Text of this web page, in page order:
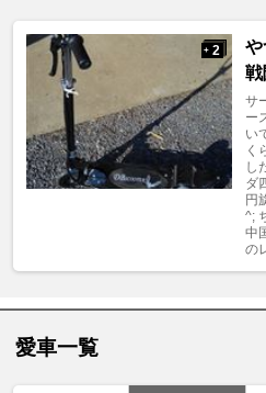
+ 2
や
戦
サ
ー
い
く
し
ダ
円
^;
中
の
愛車一覧